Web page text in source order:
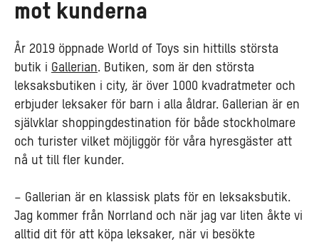
mot kunderna
År 2019 öppnade World of Toys sin hittills största
butik i Gallerian. Butiken, som är den största
leksaksbutiken i city, är över 1000 kvadratmeter och
erbjuder leksaker för barn i alla åldrar. Gallerian är en
självklar shoppingdestination för både stockholmare
och turister vilket möjliggör för våra hyresgäster att
nå ut till fler kunder.
– Gallerian är en klassisk plats för en leksaksbutik.
Jag kommer från Norrland och när jag var liten åkte vi
alltid dit för att köpa leksaker, när vi besökte